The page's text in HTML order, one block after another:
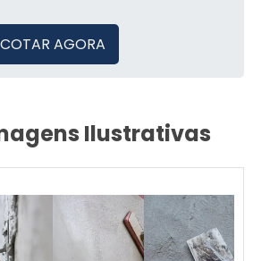
COTAR AGORA
Ilustrativas